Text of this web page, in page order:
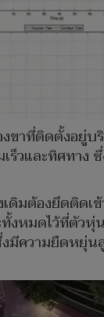
าที่ติดตั้งอยู่บ
ร็วและทิศทา
มต้องยึดติดเข้
งหมดไว้ที่ตัวหุ่
มีความยืดหยุ่น